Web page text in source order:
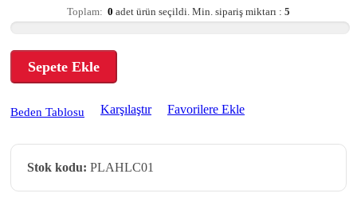
Toplam: 0 adet ürün seçildi. Min. sipariş miktarı : 5
Sepete Ekle
Beden Tablosu Karşılaştır Favorilere Ekle
Stok kodu: PLAHLC01